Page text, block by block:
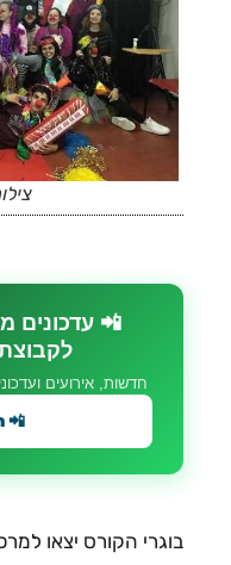
📲 עדכונים
חדשות, אירועים
📲
בוגרי הקורס יצאו